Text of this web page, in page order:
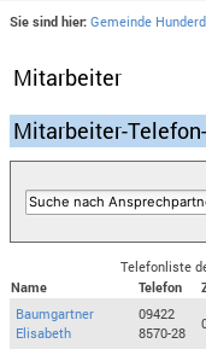
Sie sind hier: Gemeinde
Mitarbeiter
Mitarbeiter-
Telefonliste
Name
Telefon
Baumgartner
Elisabeth
09422
8570-28